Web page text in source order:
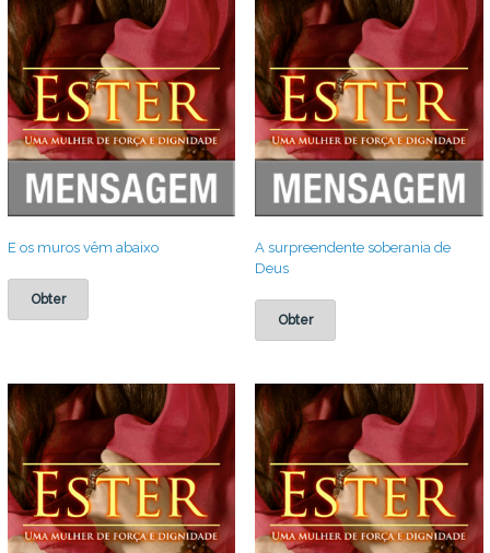
E os muros vêm abaixo
Obter
A surpreendente soberania de
Deus
Obter